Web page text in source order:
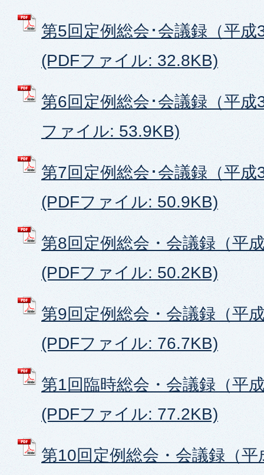
第5回定例総会･会議録（平
(PDFファイル: 32.8KB)
第6回定例総会･会議録（平
ファイル: 53.9KB)
第7回定例総会･会議録（平
(PDFファイル: 50.9KB)
第8回定例総会・会議録（平
(PDFファイル: 50.2KB)
第9回定例総会・会議録（平
(PDFファイル: 76.7KB)
第1回臨時総会・会議録（平
(PDFファイル: 77.2KB)
第10回定例総会・会議録（